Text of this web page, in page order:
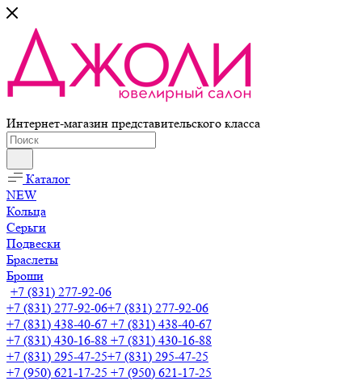
Интернет-магазин представительского класса
Каталог
NEW
Кольца
Серьги
Подвески
Браслеты
Броши
+7 (831) 277-92-06
+7 (831) 277-92-06+7 (831) 277-92-06
+7 (831) 438-40-67 +7 (831) 438-40-67
+7 (831) 430-16-88 +7 (831) 430-16-88
+7 (831) 295-47-25+7 (831) 295-47-25
+7 (950) 621-17-25 +7 (950) 621-17-25